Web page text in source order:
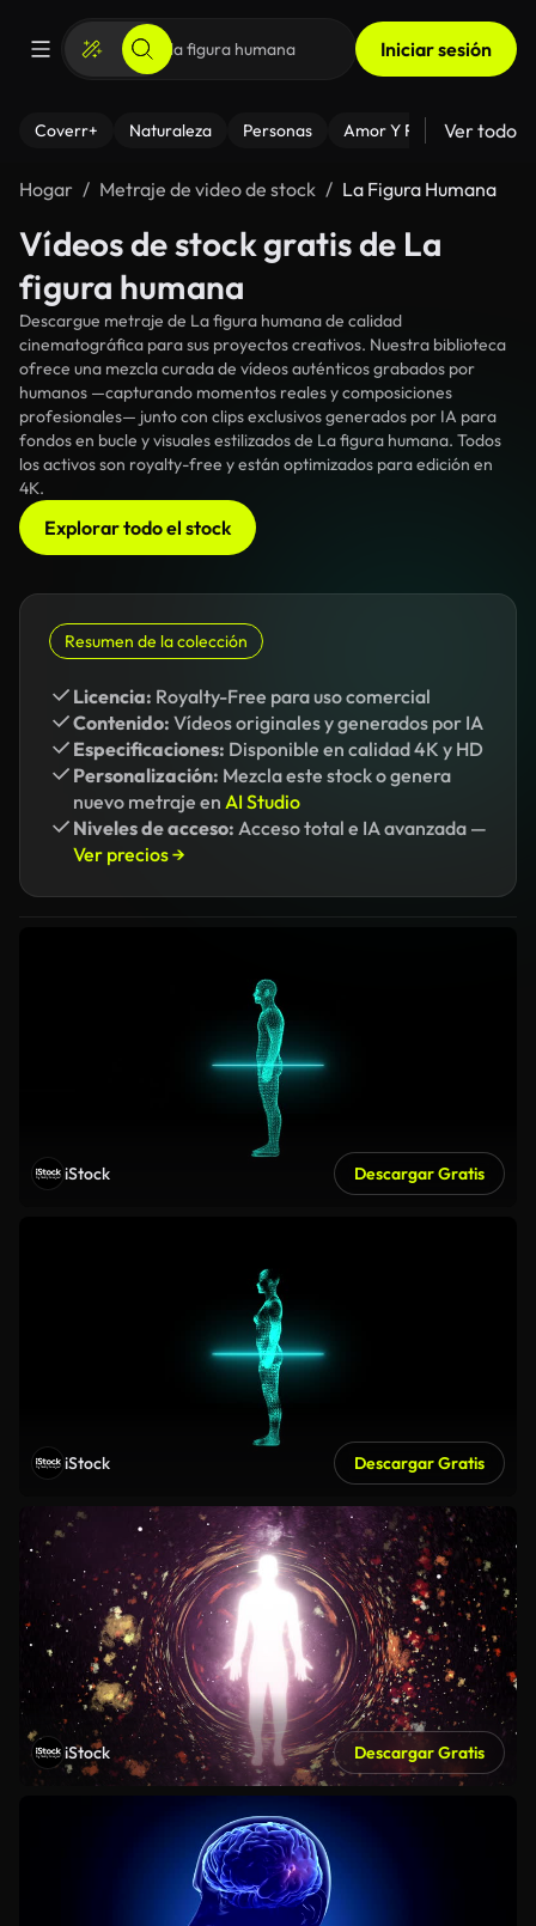
Iniciar sesión
Coverr+ Naturaleza Personas Amor Y Relaciones
Ver todo
Hogar Metraje de video de stock La Figura Humana
Vídeos de stock gratis de La
figura humana
Descargue metraje de La figura humana de calidad
cinematográfica para sus proyectos creativos. Nuestra biblioteca
ofrece una mezcla curada de vídeos auténticos grabados por
humanos —capturando momentos reales y composiciones
profesionales— junto con clips exclusivos generados por IA para
fondos en bucle y visuales estilizados de La figura humana. Todos
los activos son royalty-free y están optimizados para edición en
4K.
Explorar todo el stock
Resumen de la colección
Licencia: Royalty-Free para uso comercial
Contenido: Vídeos originales y generados por IA
Especificaciones: Disponible en calidad 4K y HD
Personalización: Mezcla este stock o genera
nuevo metraje en AI Studio
Niveles de acceso: Acceso total e IA avanzada —
Ver precios →
iStock Descargar Gratis
iStock Descargar Gratis
iStock Descargar Gratis